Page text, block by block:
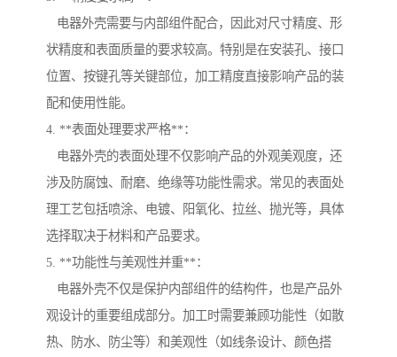
电器外壳需要与内部组件配合，因此对尺寸精度、形
状精度和表面质量的要求较高。特别是在安装孔、接口
位置、按键孔等关键部位，加工精度直接影响产品的装
配和使用性能。
4. **表面处理要求严格**：
电器外壳的表面处理不仅影响产品的外观美观度，还
涉及防腐蚀、耐磨、绝缘等功能性需求。常见的表面处
理工艺包括喷涂、电镀、阳氧化、拉丝、抛光等，具体
选择取决于材料和产品要求。
5. **功能性与美观性并重**：
电器外壳不仅是保护内部组件的结构件，也是产品外
观设计的重要组成部分。加工时需要兼顾功能性（如散
热、防水、防尘等）和美观性（如线条设计、颜色搭